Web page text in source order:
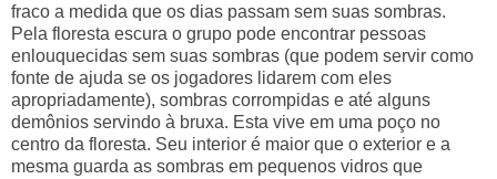
fraco a medida que os dias passam sem suas sombras.
Pela floresta escura o grupo pode encontrar pessoas
enlouquecidas sem suas sombras (que podem servir como
fonte de ajuda se os jogadores lidarem com eles
apropriadamente), sombras corrompidas e até alguns
demônios servindo à bruxa. Esta vive em uma poço no
centro da floresta. Seu interior é maior que o exterior e a
mesma guarda as sombras em pequenos vidros que